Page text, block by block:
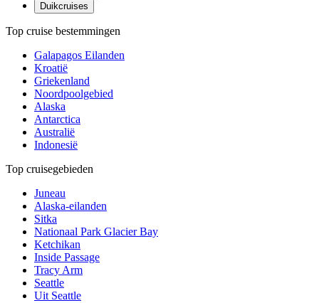
Duikcruises
Top cruise bestemmingen
Galapagos Eilanden
Kroatië
Griekenland
Noordpoolgebied
Alaska
Antarctica
Australië
Indonesië
Top cruisegebieden
Juneau
Alaska-eilanden
Sitka
Nationaal Park Glacier Bay
Ketchikan
Inside Passage
Tracy Arm
Seattle
Uit Seattle